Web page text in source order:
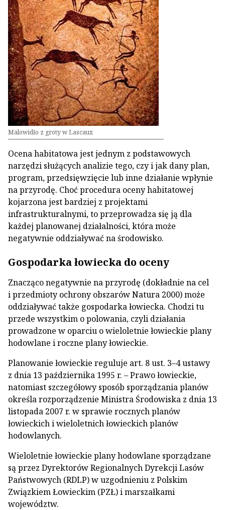
Malowidło z groty w Lascaux
Ocena habitatowa jest jednym z podstawowych
narzędzi służących analizie tego, czy i jak dany plan,
program, przedsięwzięcie lub inne działanie wpłynie
na przyrodę. Choć procedura oceny habitatowej
kojarzona jest bardziej z projektami
infrastrukturalnymi, to przeprowadza się ją dla
każdej planowanej działalności, która może
negatywnie oddziaływać na środowisko.
Gospodarka łowiecka do oceny
Znacząco negatywnie na przyrodę (dokładnie na cel
i przedmioty ochrony obszarów Natura 2000) może
oddziaływać także gospodarka łowiecka. Chodzi tu
przede wszystkim o polowania, czyli działania
prowadzone w oparciu o wieloletnie łowieckie plany
hodowlane i roczne plany łowieckie.
Planowanie łowieckie reguluje art. 8 ust. 3–4 ustawy
z dnia 13 października 1995 r. – Prawo łowieckie,
natomiast szczegółowy sposób sporządzania planów
określa rozporządzenie Ministra Środowiska z dnia 13
listopada 2007 r. w sprawie rocznych planów
łowieckich i wieloletnich łowieckich planów
hodowlanych.
Wieloletnie łowieckie plany hodowlane sporządzane
są przez Dyrektorów Regionalnych Dyrekcji Lasów
Państwowych (RDLP) w uzgodnieniu z Polskim
Związkiem Łowieckim (PZŁ) i marszałkami
województw.